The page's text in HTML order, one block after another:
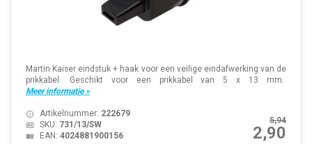
Martin Kaiser eindstuk + haak voor een veilige eindafwerking van de
prikkabel. Geschikt voor een prikkabel van 5 x 13 mm.
Meer informatie »
5,94
2,90
Artikelnummer: 222679
SKU: 731/13/SW
EAN: 4024881900156